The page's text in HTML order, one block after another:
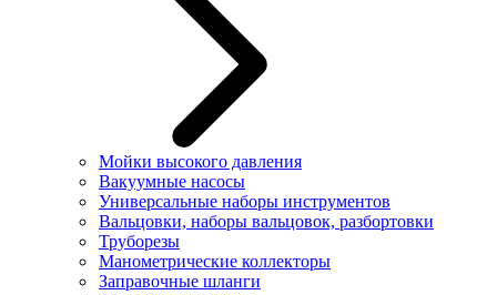
Мойки высокого давления
Вакуумные насосы
Универсальные наборы инструментов
Вальцовки, наборы вальцовок, разбортовки
Труборезы
Манометрические коллекторы
Заправочные шланги